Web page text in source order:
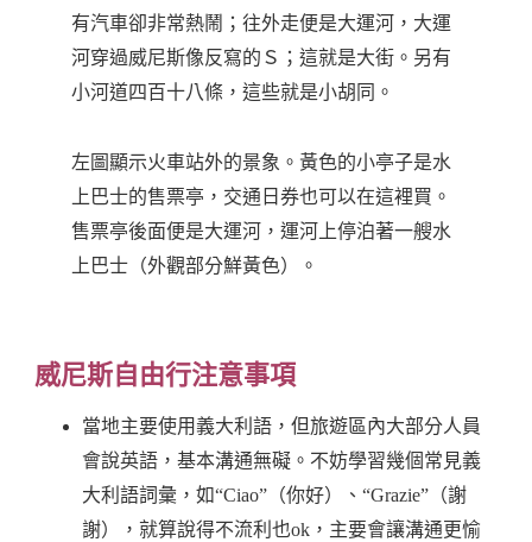
有汽車卻非常熱鬧；往外走便是大運河，大運
河穿過威尼斯像反寫的Ｓ；這就是大街。另有
小河道四百十八條，這些就是小胡同。
左圖顯示火車站外的景象。黃色的小亭子是水
上巴士的售票亭，交通日券也可以在這裡買。
售票亭後面便是大運河，運河上停泊著一艘水
上巴士（外觀部分鮮黃色）。
威尼斯自由行注意事項
當地主要使用義大利語，但旅遊區內大部分人員
會說英語，基本溝通無礙。不妨學習幾個常見義
大利語詞彙，如“Ciao”（你好）、“Grazie”（謝
謝），就算說得不流利也ok，主要會讓溝通更愉